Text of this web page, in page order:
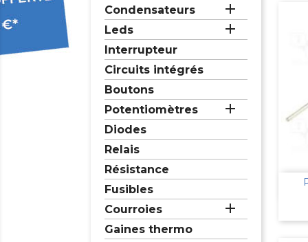
Condensateurs

Leds 
Interrupteur
Circuits intégrés
Boutons
Potentiomètres

Diodes
Relais
Résistance
Fusibles
Courroies

Gaines thermo